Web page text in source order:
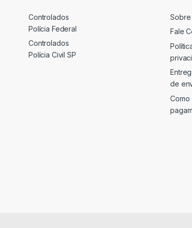
Controlados
Polícia Federal
Controlados
Polícia Civil SP
Sobre
Fale
de
Como